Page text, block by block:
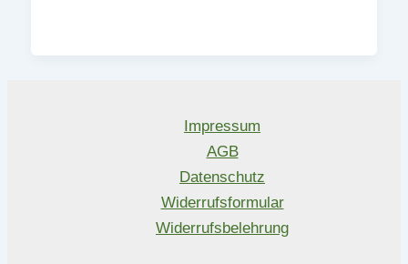
Impressum
AGB
Datenschutz
Widerrufsformular
Widerrufsbelehrung